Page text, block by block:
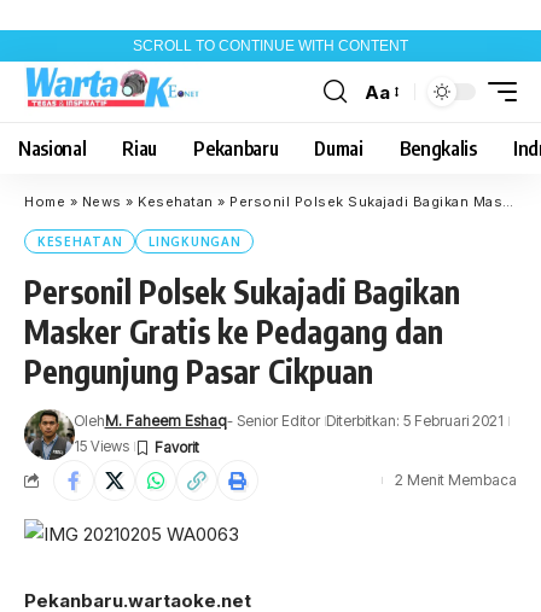
SCROLL TO CONTINUE WITH CONTENT
Font
Aa
Nasional Riau Pekanbaru Dumai Bengkalis
Home » News » Kesehatan » Personil Polsek Sukajadi Bagikan Masker Gratis ke Pedagang dan Pengunjung Pasar Cikpuan
KESEHATAN LINGKUNGAN
Personil Polsek Sukajadi Bagikan
Masker Gratis ke Pedagang dan
Pengunjung Pasar Cikpuan
OlehM. Faheem Eshaq- Senior Editor Diterbitkan: 5 Februari 2021
15 Views
2 Menit Membaca
Pekanbaru.wartaoke.net